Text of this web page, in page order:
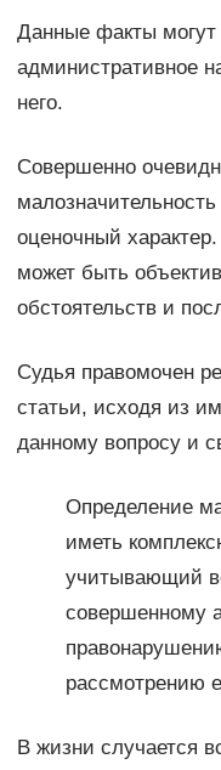
Данные факты
административное
него.
Совершенно
оценочный
может быть
обстоятельств и
Судья правомочен
статьи, исходя из
данному вопросу и
Определение
иметь
учитывающий
совершенному
рассмотрению
В жизни случается